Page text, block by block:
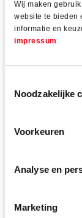
Wij maken
website te bieden
informatie en
impressum
Noodzakelijke
Voorkeuren
Analyse en
Marketing
verstelling